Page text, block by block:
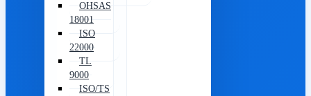
OHSAS
18001
ISO
22000
TL
9000
ISO/TS